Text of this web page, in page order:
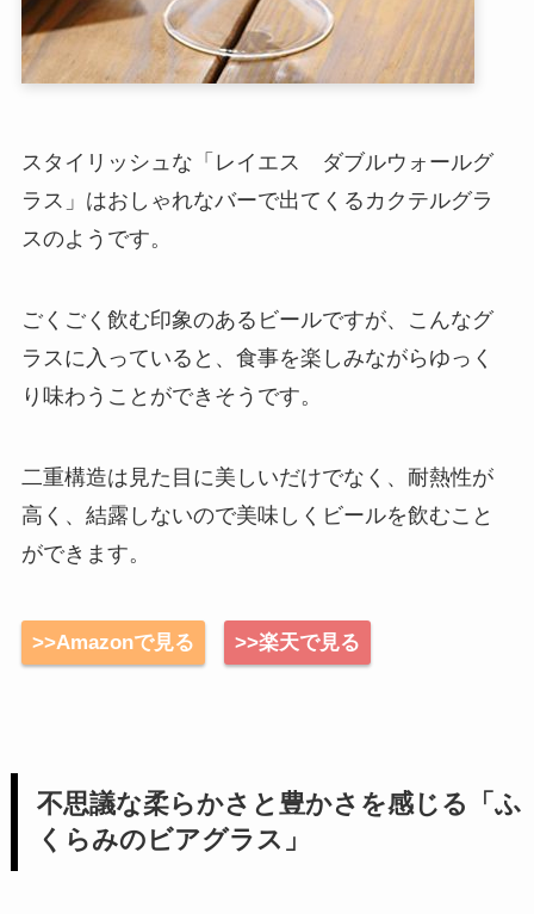
スタイリッシュな「レイエス ダブルウォールグ
ラス」はおしゃれなバーで出てくるカクテルグラ
スのようです。
ごくごく飲む印象のあるビールですが、こんなグ
ラスに入っていると、食事を楽しみながらゆっく
り味わうことができそうです。
二重構造は見た目に美しいだけでなく、耐熱性が
高く、結露しないので美味しくビールを飲むこと
ができます。
>>Amazonで見る >>楽天で見る
不思議な柔らかさと豊かさを感じる「ふ
くらみのビアグラス」